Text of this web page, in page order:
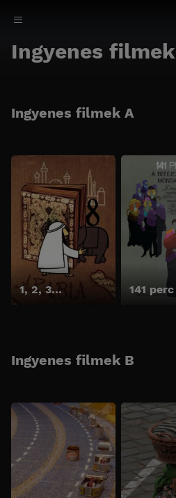
Ingyenes filmek
Ingyenes filmek A
1, 2, 3…
Ingyenes filmek B